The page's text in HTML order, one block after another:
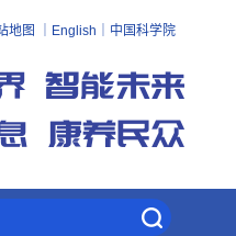
地图 English 中国科学院